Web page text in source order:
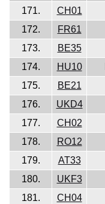
171. CH01
172.
FR61
173.
BE35
174.
HU10
175.
BE21
176.
UKD4
177.
CH02
178.
RO12
179.
AT33
180.
UKF3
181.
CH04